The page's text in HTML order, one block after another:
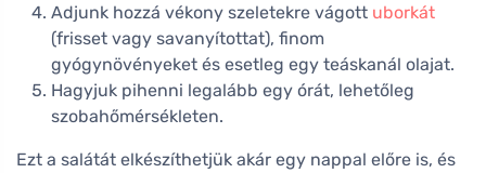
Adjunk hozzá vékony szeletekre vágott uborkát
(frisset vagy savanyítottat), finom
gyógynövényeket és esetleg egy teáskanál olajat.
Hagyjuk pihenni legalább egy órát, lehetőleg
szobahőmérsékleten.
Ezt a salátát elkészíthetjük akár egy nappal előre is, és